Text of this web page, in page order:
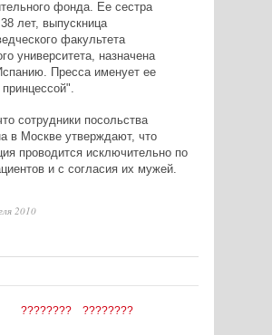
фонда. Ее сестра
лет, выпускница
факультета
университета, назначена
Пресса именует ее
принцессой".
сотрудники посольства
в Москве утверждают, что
проводится исключительно по
и с согласия их мужей.
2010
???????? ????????